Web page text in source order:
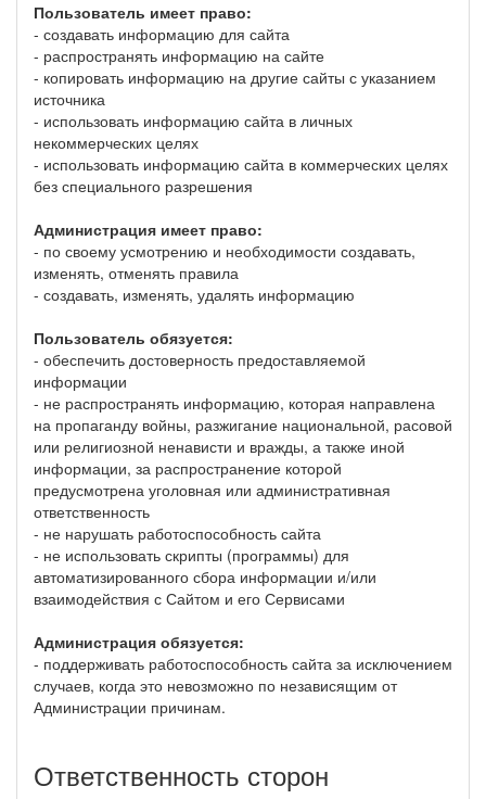
Пользователь имеет право:
- создавать информацию для сайта
- распространять информацию на сайте
- копировать информацию на другие сайты с указанием
источника
- использовать информацию сайта в личных
некоммерческих целях
- использовать информацию сайта в коммерческих целях
без специального разрешения
Администрация имеет право:
- по своему усмотрению и необходимости создавать,
изменять, отменять правила
- создавать, изменять, удалять информацию
Пользователь обязуется:
- обеспечить достоверность предоставляемой
информации
- не распространять информацию, которая направлена
на пропаганду войны, разжигание национальной, расовой
или религиозной ненависти и вражды, а также иной
информации, за распространение которой
предусмотрена уголовная или административная
ответственность
- не нарушать работоспособность сайта
- не использовать скрипты (программы) для
автоматизированного сбора информации и/или
взаимодействия с Сайтом и его Сервисами
Администрация обязуется:
- поддерживать работоспособность сайта за исключением
случаев, когда это невозможно по независящим от
Администрации причинам.
Ответственность сторон